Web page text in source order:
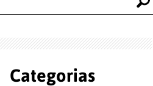
Categorias